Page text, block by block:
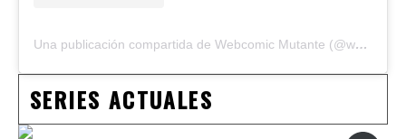
Una publicación compartida de Webcomic Mutante (@webcomicmutante)
SERIES ACTUALES